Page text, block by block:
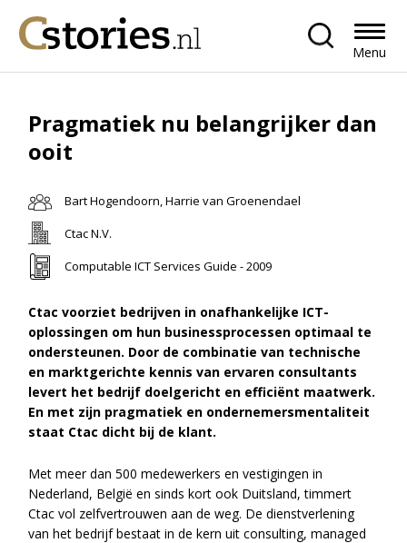
Menu
Pragmatiek nu belangrijker dan
ooit
Bart Hogendoorn, Harrie van Groenendael
Ctac N.V.
Computable ICT Services Guide - 2009
Ctac voorziet bedrijven in onafhankelijke ICT-
oplossingen om hun businessprocessen optimaal te
ondersteunen. Door de combinatie van technische
en marktgerichte kennis van ervaren consultants
levert het bedrijf doelgericht en efficiënt maatwerk.
En met zijn pragmatiek en ondernemersmentaliteit
staat Ctac dicht bij de klant.
Met meer dan 500 medewerkers en vestigingen in
Nederland, België en sinds kort ook Duitsland, timmert
Ctac vol zelfvertrouwen aan de weg. De dienstverlening
van het bedrijf bestaat in de kern uit consulting, managed